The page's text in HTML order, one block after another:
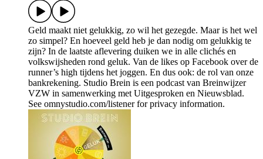
Geld maakt niet gelukkig, zo wil het gezegde. Maar is het wel
zo simpel? En hoeveel geld heb je dan nodig om gelukkig te
zijn? In de laatste aflevering duiken we in alle clichés en
volkswijsheden rond geluk. Van de likes op Facebook over de
runner’s high tijdens het joggen. En dus ook: de rol van onze
bankrekening. Studio Brein is een podcast van Breinwijzer
VZW in samenwerking met Uitgesproken en Nieuwsblad.
See omnystudio.com/listener for privacy information.